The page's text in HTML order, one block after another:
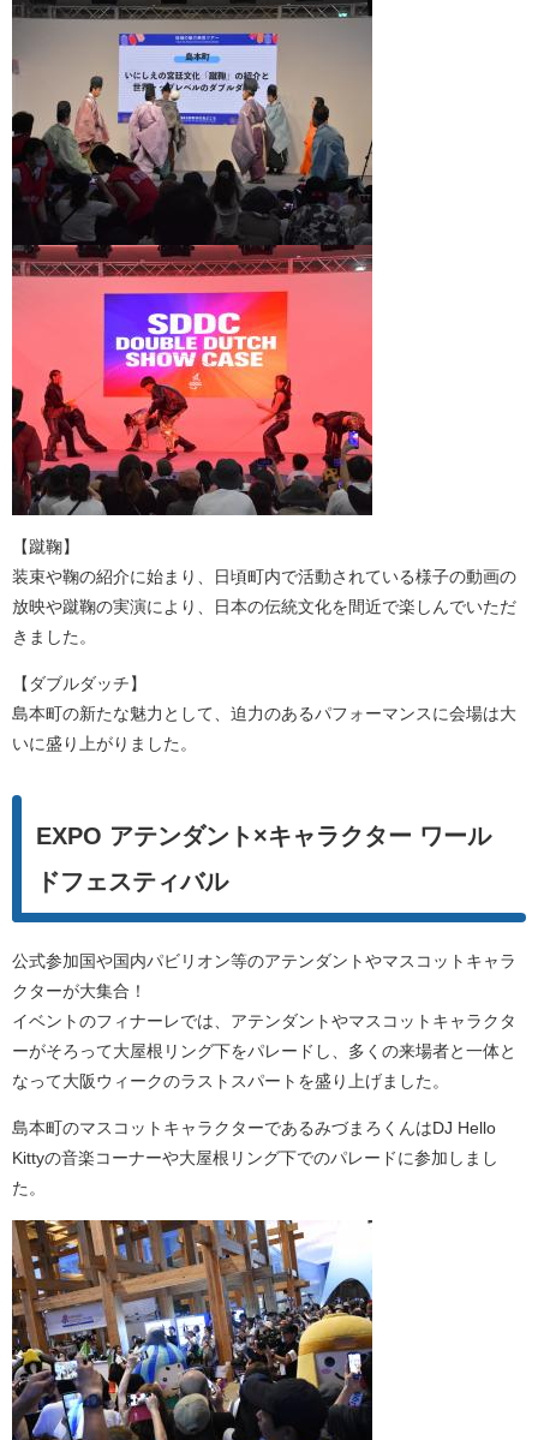
【蹴鞠】
装束や鞠の紹介に始まり、日頃町内で活動されている様子の動画の
放映や蹴鞠の実演により、日本の伝統文化を間近で楽しんでいただ
きました。
【ダブルダッチ】
島本町の新たな魅力として、迫力のあるパフォーマンスに会場は大
いに盛り上がりました。
EXPO アテンダント×キャラクター ワール
ドフェスティバル
公式参加国や国内パビリオン等のアテンダントやマスコットキャラ
クターが大集合！
イベントのフィナーレでは、アテンダントやマスコットキャラクタ
ーがそろって大屋根リング下をパレードし、多くの来場者と一体と
なって大阪ウィークのラストスパートを盛り上げました。
島本町のマスコットキャラクターであるみづまろくんはDJ Hello
Kittyの音楽コーナーや大屋根リング下でのパレードに参加しまし
た。